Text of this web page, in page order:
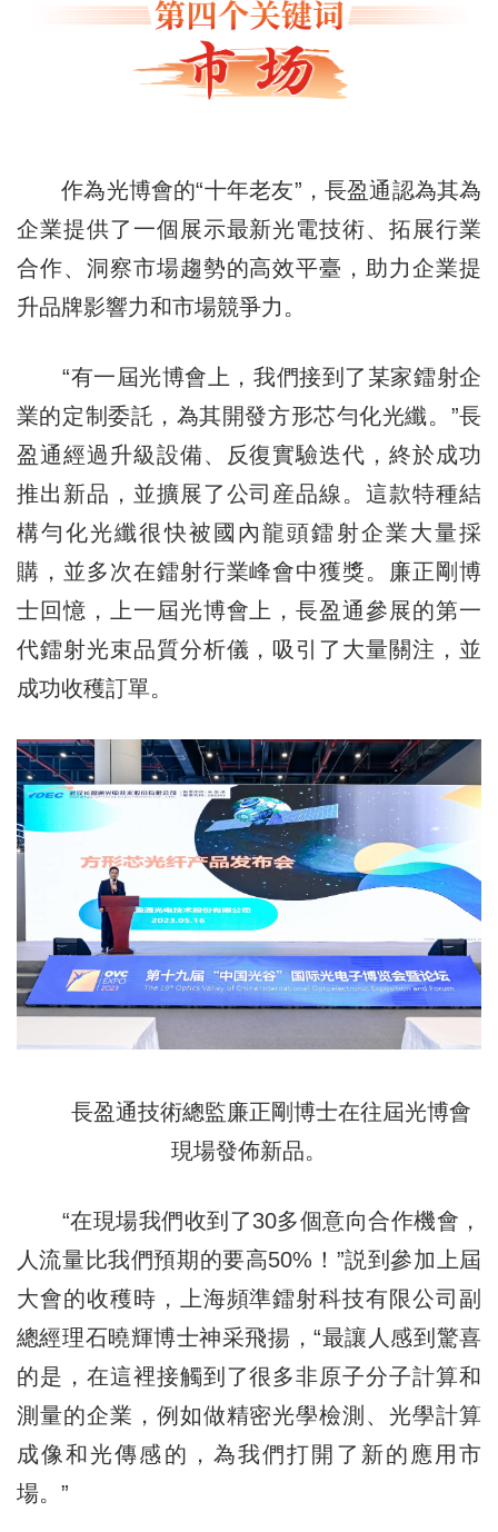
作為光博會的“十年老友”，長盈通認為其為
企業提供了一個展示最新光電技術、拓展行業
合作、洞察市場趨勢的高效平臺，助力企業提
升品牌影響力和市場競爭力。
“有一屆光博會上，我們接到了某家鐳射企
業的定制委託，為其開發方形芯勻化光纖。”長
盈通經過升級設備、反復實驗迭代，終於成功
推出新品，並擴展了公司産品線。這款特種結
構勻化光纖很快被國內龍頭鐳射企業大量採
購，並多次在鐳射行業峰會中獲獎。廉正剛博
士回憶，上一屆光博會上，長盈通參展的第一
代鐳射光束品質分析儀，吸引了大量關注，並
成功收穫訂單。
長盈通技術總監廉正剛博士在往屆光博會
現場發佈新品。
“在現場我們收到了30多個意向合作機會，
人流量比我們預期的要高50%！”説到參加上屆
大會的收穫時，上海頻準鐳射科技有限公司副
總經理石曉輝博士神采飛揚，“最讓人感到驚喜
的是，在這裡接觸到了很多非原子分子計算和
測量的企業，例如做精密光學檢測、光學計算
成像和光傳感的，為我們打開了新的應用市
場。”